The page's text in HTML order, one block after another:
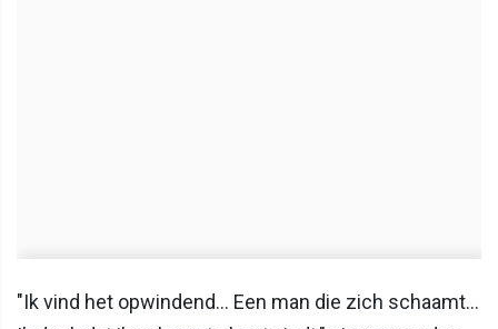
"Ik vind het opwindend... Een man die zich schaamt...